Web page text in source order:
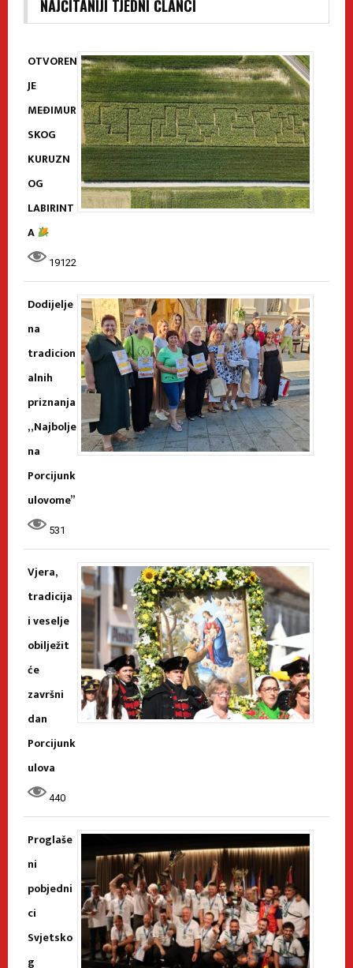
NAJČITANIJI TJEDNI ČLANCI
OTVOREN
JE
MEĐIMUR
SKOG
KURUZN
OG
LABIRINT
A
19122
Dodijelje
na
tradicion
alnih
priznanja
„Najbolje
na
Porcijunk
ulovome”
531
Vjera,
tradicija
i veselje
obilježit
će
završni
dan
Porcijunk
ulova
440
Proglaše
ni
pobjedni
ci
Svjetsko
g